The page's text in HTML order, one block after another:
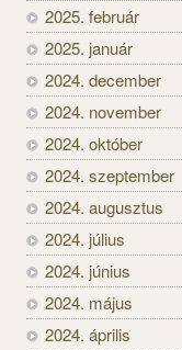
2025. február
2025. január
2024. december
2024. november
2024. október
2024. szeptember
2024. augusztus
2024. július
2024. június
2024. május
2024. április